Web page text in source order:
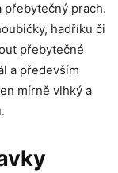
prach.
hadříku či
přebytečné
a především
mírně vlhký a